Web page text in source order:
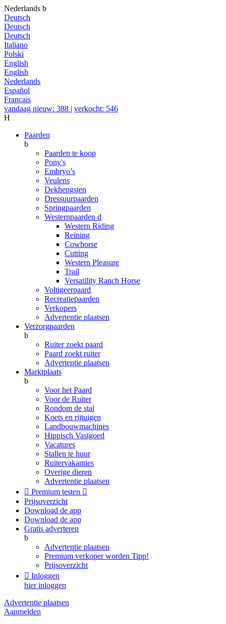
Nederlands b
Deutsch
Deutsch
Deutsch
Italiano
Polski
English
English
Nederlands
Español
Français
vandaag nieuw: 388 | verkocht: 546
H
Paarden
b
Paarden te koop
Pony's
Embryo’s
Veulens
Dekhengsten
Dressuurpaarden
Springpaarden
Westernpaarden d
Western Riding
Reining
Cowhorse
Cutting
Western Pleasure
Trail
Versatility Ranch Horse
Voltigeerpaard
Recreatiepaarden
Verkopers
Advertentie plaatsen
Verzorgpaarden
b
Ruiter zoekt paard
Paard zoekt ruiter
Advertentie plaatsen
Marktplaats
b
Voor het Paard
Voor de Ruiter
Rondom de stal
Koets en rijtuigen
Landbouwmachines
Hippisch Vastgoed
Vacatures
Stallen te huur
Ruitervakanties
Overige dieren
Advertentie plaatsen
 Premium testen 
Prijsoverzicht
Download de app
Download de app
Gratis adverteren
b
Advertentie plaatsen
Premium verkoper worden Tipp!
Prijsoverzicht
 Inloggen
hier inloggen
Advertentie plaatsen
Aanmelden